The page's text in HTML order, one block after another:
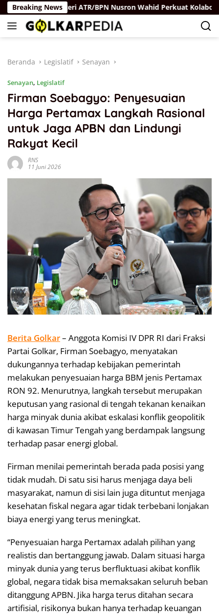
Langsung
ke
konten
Breaking News
Menteri ATR/BPN Nusron Wahid Perkuat Kolaborasi
Beranda Legislatif Senayan
Senayan, Legislatif
Firman Soebagyo: Penyesuaian
Harga Pertamax Langkah Rasional
untuk Jaga APBN dan Lindungi
Rakyat Kecil
RNS
11 Juni 2026
Berita Golkar– Anggota Komisi IV DPR RI dari Fraksi
Partai Golkar, Firman Soebagyo, menyatakan
dukungannya terhadap kebijakan pemerintah
melakukan penyesuaian harga BBM jenis Pertamax
RON 92. Menurutnya, langkah tersebut merupakan
keputusan yang rasional di tengah tekanan kenaikan
harga minyak dunia akibat eskalasi konflik geopolitik
di kawasan Timur Tengah yang berdampak langsung
terhadap pasar energi global.
Firman menilai pemerintah berada pada posisi yang
tidak mudah. Di satu sisi harus menjaga daya beli
masyarakat, namun di sisi lain juga dituntut menjaga
kesehatan fiskal negara agar tidak terbebani lonjakan
biaya energi yang terus meningkat.
“Penyesuaian harga Pertamax adalah pilihan yang
realistis dan bertanggung jawab. Dalam situasi harga
minyak dunia yang terus berfluktuasi akibat konflik
global, negara tidak bisa memaksakan seluruh beban
ditanggung APBN. Jika harga terus ditahan secara
artifisial, risikonya bukan hanya terhadap keuangan